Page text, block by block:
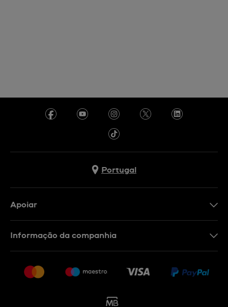
Portugal
Apoiar
Rescindir o contrato
Informação da companhia
Carreiras